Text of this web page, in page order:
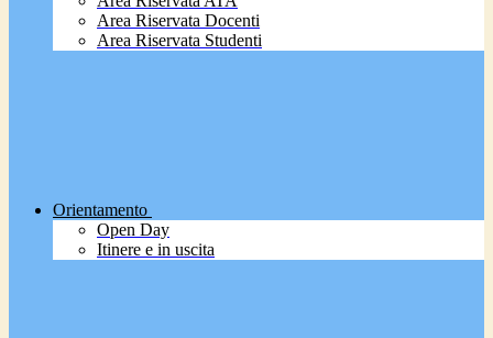
Area Riservata Docenti
Area Riservata Studenti
Orientamento
Open Day
Itinere e in uscita